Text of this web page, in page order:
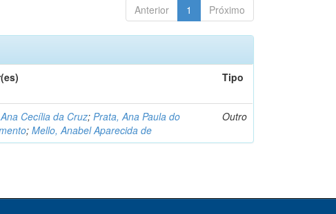
Anterior 1 Próximo
Tipo
Cecília da Cruz;Prata, Ana Paula do
;Mello, Anabel Aparecida de
Outro